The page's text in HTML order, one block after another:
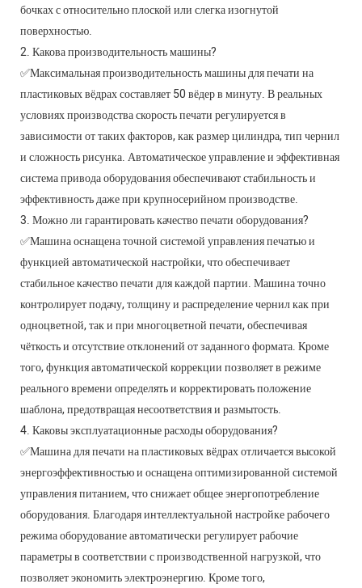
бочках с относительно плоской или слегка изогнутой
поверхностью.
2. Какова производительность машины?
✅Максимальная производительность машины для печати на
пластиковых вёдрах составляет 50 вёдер в минуту. В реальных
условиях производства скорость печати регулируется в
зависимости от таких факторов, как размер цилиндра, тип чернил
и сложность рисунка. Автоматическое управление и эффективная
система привода оборудования обеспечивают стабильность и
эффективность даже при крупносерийном производстве.
3. Можно ли гарантировать качество печати оборудования?
✅Машина оснащена точной системой управления печатью и
функцией автоматической настройки, что обеспечивает
стабильное качество печати для каждой партии. Машина точно
контролирует подачу, толщину и распределение чернил как при
одноцветной, так и при многоцветной печати, обеспечивая
чёткость и отсутствие отклонений от заданного формата. Кроме
того, функция автоматической коррекции позволяет в режиме
реального времени определять и корректировать положение
шаблона, предотвращая несоответствия и размытость.
4. Каковы эксплуатационные расходы оборудования?
✅Машина для печати на пластиковых вёдрах отличается высокой
энергоэффективностью и оснащена оптимизированной системой
управления питанием, что снижает общее энергопотребление
оборудования. Благодаря интеллектуальной настройке рабочего
режима оборудование автоматически регулирует рабочие
параметры в соответствии с производственной нагрузкой, что
позволяет экономить электроэнергию. Кроме того,